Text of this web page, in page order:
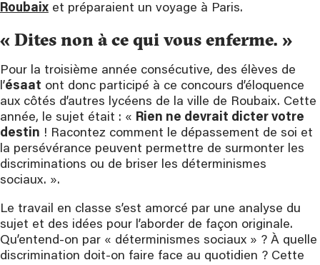
Roubaix et préparaient un voyage à Paris.
« Dites non à ce qui vous enferme. »
Pour la troisième année consécutive, des élèves de
l’ésaat ont donc participé à ce concours d’éloquence
aux côtés d’autres lycéens de la ville de Roubaix. Cette
année, le sujet était : « Rien ne devrait dicter votre
destin ! Racontez comment le dépassement de soi et
la persévérance peuvent permettre de surmonter les
discriminations ou de briser les déterminismes
sociaux. ».
Le travail en classe s’est amorcé par une analyse du
sujet et des idées pour l’aborder de façon originale.
Qu’entend-on par « déterminismes sociaux » ? À quelle
discrimination doit-on faire face au quotidien ? Cette